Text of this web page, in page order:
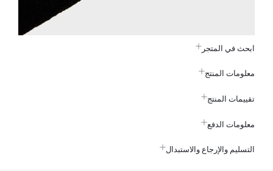
ابحث في المتجر
معلومات المنتج
تقييمات المنتج
معلومات الدفع
التسليم والإرجاع والاستبدال